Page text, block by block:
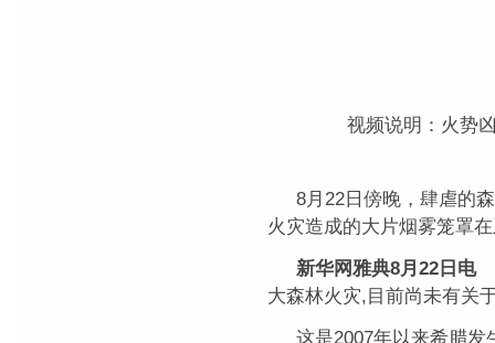
视频说明：火势
8月22日傍晚，肆虐的
火灾造成的大片烟雾笼罩
新华网雅典8月22日电
大森林火灾,目前尚未有关
这是2007年以来希腊发